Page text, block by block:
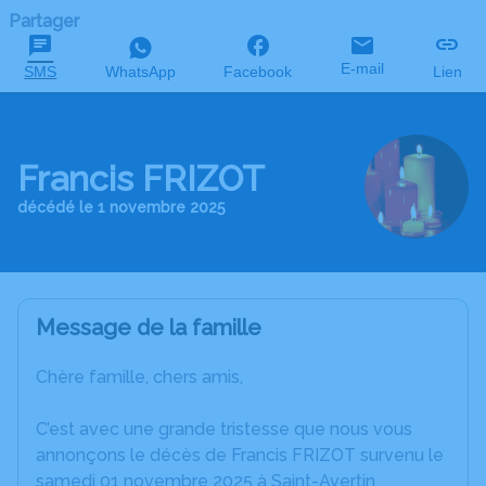
Partager
SMS WhatsApp Facebook E-mail Lien
Francis FRIZOT
décédé le 1 novembre 2025
Message de la famille
Chère famille, chers amis,
C’est avec une grande tristesse que nous vous
annonçons le décès de Francis FRIZOT survenu le
samedi 01 novembre 2025 à Saint-Avertin.